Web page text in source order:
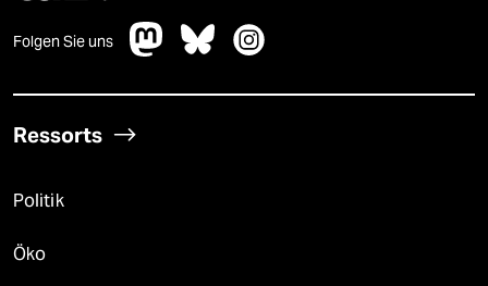
Folgen Sie uns
Ressorts
Politik
Öko